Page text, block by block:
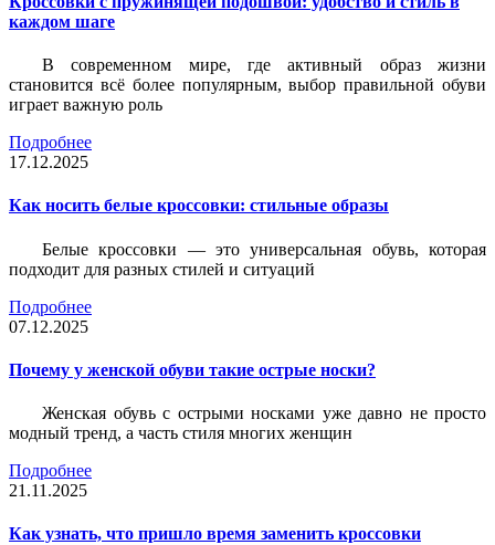
каждом шаге
В современном мире, где активный образ жизни
становится всё более популярным, выбор правильной обуви
играет важную роль
Подробнее
17.12.2025
Как носить белые кроссовки: стильные образы
Белые кроссовки — это универсальная обувь, которая
подходит для разных стилей и ситуаций
Подробнее
07.12.2025
Почему у женской обуви такие острые носки?
Женская обувь с острыми носками уже давно не просто
модный тренд, а часть стиля многих женщин
Подробнее
21.11.2025
Как узнать, что пришло время заменить кроссовки